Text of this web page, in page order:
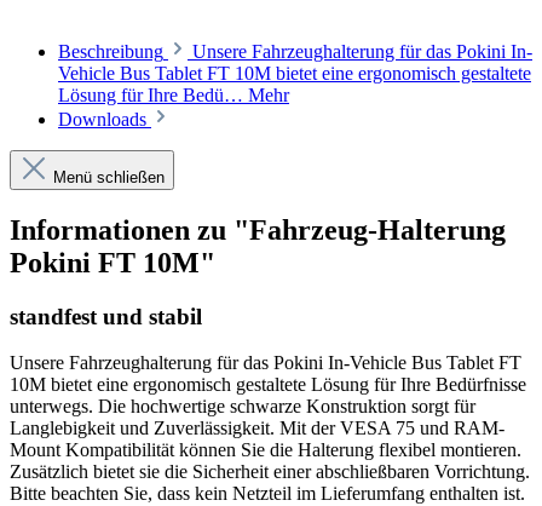
Beschreibung
Unsere Fahrzeughalterung für das Pokini In-
Vehicle Bus Tablet FT 10M bietet eine ergonomisch gestaltete
Lösung für Ihre Bedü… Mehr
Downloads
Menü schließen
Informationen zu "Fahrzeug-Halterung
Pokini FT 10M"
standfest und stabil
Unsere Fahrzeughalterung für das Pokini In-Vehicle Bus Tablet FT
10M bietet eine ergonomisch gestaltete Lösung für Ihre Bedürfnisse
unterwegs. Die hochwertige schwarze Konstruktion sorgt für
Langlebigkeit und Zuverlässigkeit. Mit der VESA 75 und RAM-
Mount Kompatibilität können Sie die Halterung flexibel montieren.
Zusätzlich bietet sie die Sicherheit einer abschließbaren Vorrichtung.
Bitte beachten Sie, dass kein Netzteil im Lieferumfang enthalten ist.